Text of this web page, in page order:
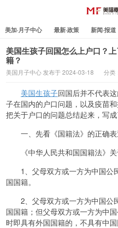
美加·月子中心 最新·政策 新闻·报道
热门·文章
所有·文章 孕妈科普
美国生孩子回国怎么上户口？
籍？
美国月子中心 发布于 2024-03-18 分类
美国生孩子回国后并不代表
子在国内的户口问题，以及疫苗
把关于户口的问题总结起来，写成
一、先看《国籍法》的正确表
《中华人民共和国国籍法》关
1、父母双方或一方为中国公
国国籍。
2、父母双方或一方为中国公
国国籍；但父母双方或一方为中
时即具有外国国籍的，不具有中国